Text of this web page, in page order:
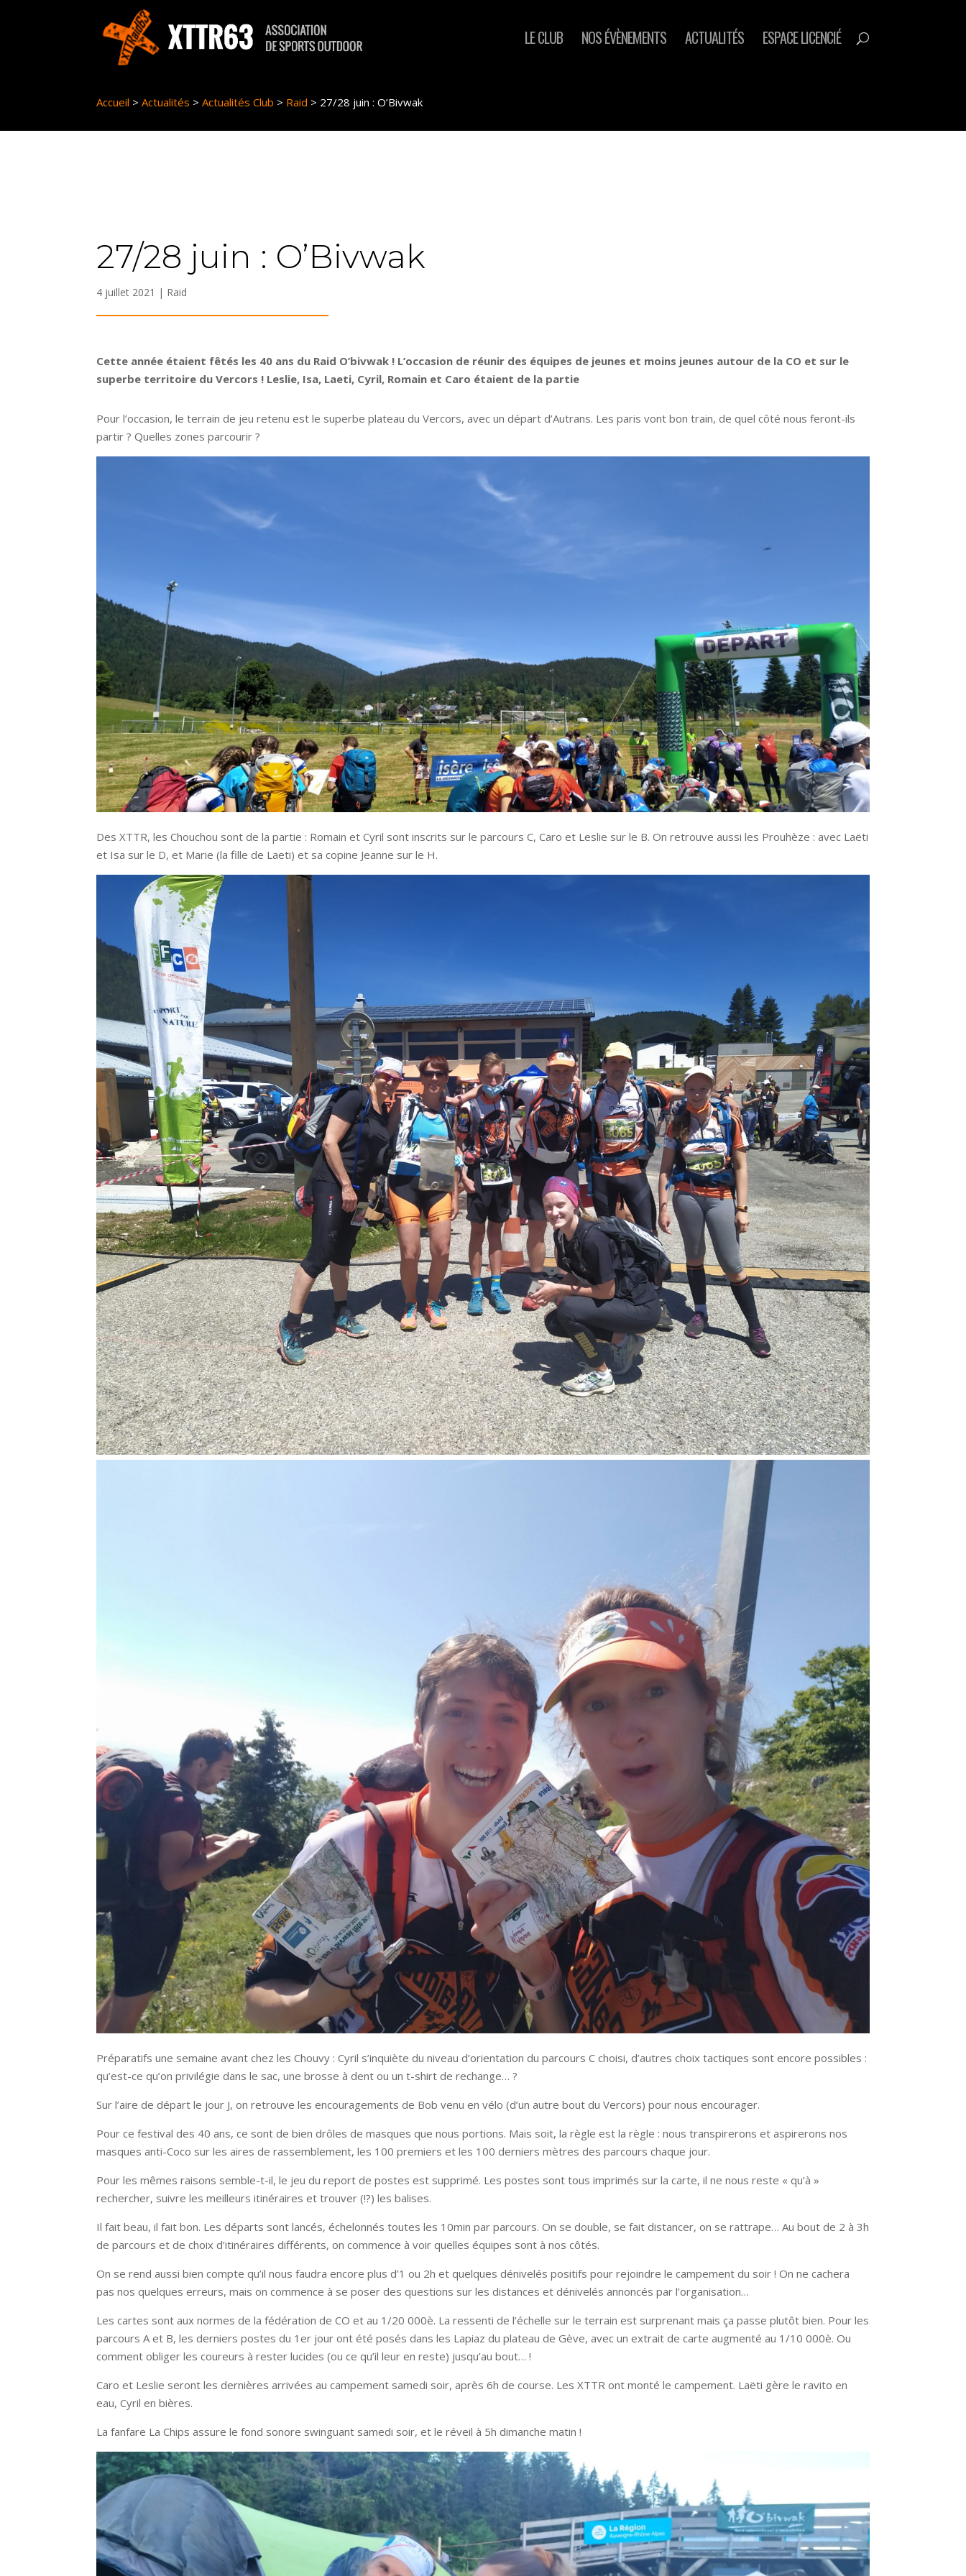
LE CLUB NOS ÉVÈNEMENTS ACTUALITÉS ESPACE LICENCIÉ
Accueil >Actualités >Actualités Club > Raid > 27/28 juin : O’Bivwak
27/28 juin : O’Bivwak
4 juillet 2021 | Raid
Cette année étaient fêtés les 40 ans du Raid O’bivwak ! L’occasion de réunir des équipes de jeunes et moins jeunes autour de la CO et sur le
superbe territoire du Vercors ! Leslie, Isa, Laeti, Cyril, Romain et Caro étaient de la partie
Pour l’occasion, le terrain de jeu retenu est le superbe plateau du Vercors, avec un départ d’Autrans. Les paris vont bon train, de quel côté nous feront-ils
partir ? Quelles zones parcourir ?
Des XTTR, les Chouchou sont de la partie : Romain et Cyril sont inscrits sur le parcours C, Caro et Leslie sur le B. On retrouve aussi les Prouhèze : avec Laëti
et Isa sur le D, et Marie (la fille de Laeti) et sa copine Jeanne sur le H.
Préparatifs une semaine avant chez les Chouvy : Cyril s’inquiète du niveau d’orientation du parcours C choisi, d’autres choix tactiques sont encore possibles :
qu’est-ce qu’on privilégie dans le sac, une brosse à dent ou un t-shirt de rechange… ?
Sur l’aire de départ le jour J, on retrouve les encouragements de Bob venu en vélo (d’un autre bout du Vercors) pour nous encourager.
Pour ce festival des 40 ans, ce sont de bien drôles de masques que nous portions. Mais soit, la règle est la règle : nous transpirerons et aspirerons nos
masques anti-Coco sur les aires de rassemblement, les 100 premiers et les 100 derniers mètres des parcours chaque jour.
Pour les mêmes raisons semble-t-il, le jeu du report de postes est supprimé. Les postes sont tous imprimés sur la carte, il ne nous reste « qu’à »
rechercher, suivre les meilleurs itinéraires et trouver (!?) les balises.
Il fait beau, il fait bon. Les départs sont lancés, échelonnés toutes les 10min par parcours. On se double, se fait distancer, on se rattrape… Au bout de 2 à 3h
de parcours et de choix d’itinéraires différents, on commence à voir quelles équipes sont à nos côtés.
On se rend aussi bien compte qu’il nous faudra encore plus d’1 ou 2h et quelques dénivelés positifs pour rejoindre le campement du soir ! On ne cachera
pas nos quelques erreurs, mais on commence à se poser des questions sur les distances et dénivelés annoncés par l’organisation…
Les cartes sont aux normes de la fédération de CO et au 1/20 000è. La ressenti de l’échelle sur le terrain est surprenant mais ça passe plutôt bien. Pour les
parcours A et B, les derniers postes du 1er jour ont été posés dans les Lapiaz du plateau de Gève, avec un extrait de carte augmenté au 1/10 000è. Ou
comment obliger les coureurs à rester lucides (ou ce qu’il leur en reste) jusqu’au bout… !
Caro et Leslie seront les dernières arrivées au campement samedi soir, après 6h de course. Les XTTR ont monté le campement. Laëti gère le ravito en
eau, Cyril en bières.
La fanfare La Chips assure le fond sonore swinguant samedi soir, et le réveil à 5h dimanche matin !
Panneau de gestion des cookies